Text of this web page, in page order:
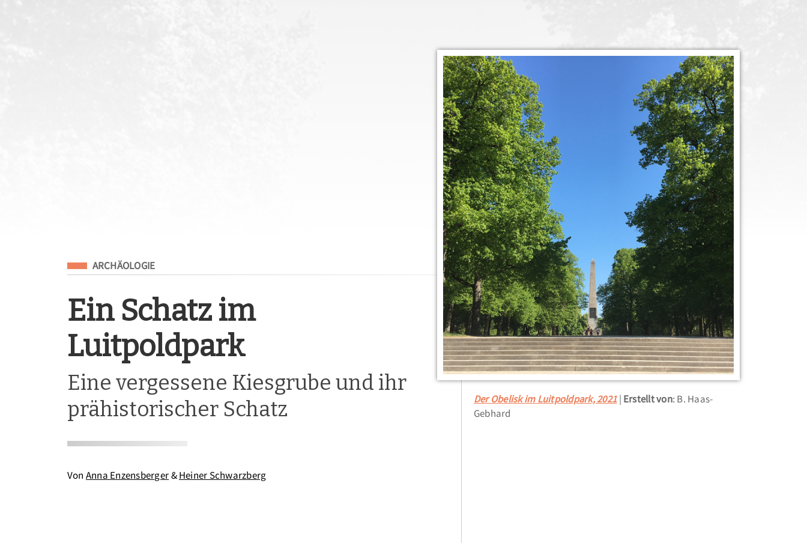
Eingeordnet unter
ARCHÄOLOGIE
Ein Schatz im
Luitpoldpark
Eine vergessene Kiesgrube und ihr
prähistorischer Schatz
Von Anna Enzensberger& Heiner Schwarzberg
Der Obelisk im Luitpoldpark, 2021 Erstellt von: B. Haas-
Gebhard